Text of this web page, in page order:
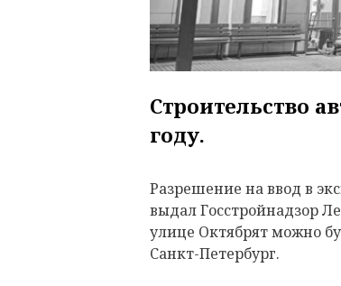
Строительство
году.
Разрешение на ввод в
выдал Госстройнадзор
улице Октябрят можно
Санкт-Петербург.